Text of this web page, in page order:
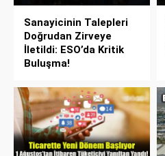
Sanayicinin Talepleri
Doğrudan Zirveye
İletildi: ESO’da Kritik
Buluşma!